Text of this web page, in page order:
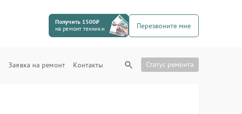
Получить 1500₽
на ремонт техники
Перезвоните мне
Заявка на ремонт Контакты Статус ремонта